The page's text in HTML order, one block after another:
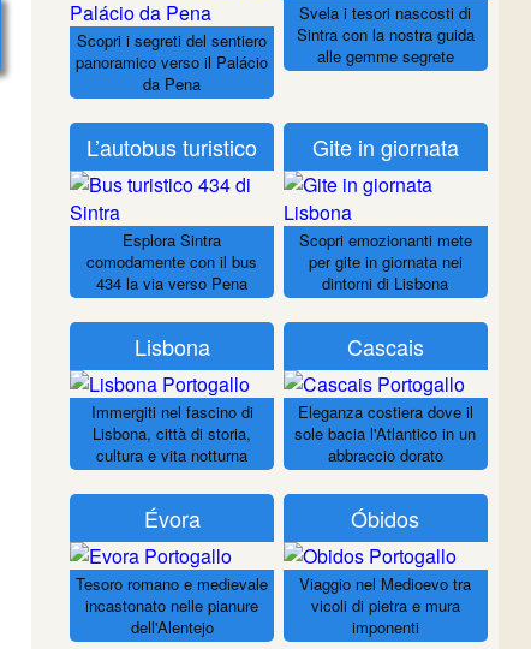
Scopri i segreti del sentiero
panoramico verso il Palácio
da Pena
Svela i tesori nascosti di
Sintra con la nostra guida
alle gemme segrete
L’autobus turistico
Esplora Sintra
comodamente con il bus
434 la via verso Pena
Gite in giornata
Scopri emozionanti mete
per gite in giornata nei
dintorni di Lisbona
Lisbona
Immergiti nel fascino di
Lisbona, città di storia,
cultura e vita notturna
Cascais
Eleganza costiera dove il
sole bacia l'Atlantico in un
abbraccio dorato
Évora
Tesoro romano e medievale
incastonato nelle pianure
dell'Alentejo
Óbidos
Viaggio nel Medioevo tra
vicoli di pietra e mura
imponenti